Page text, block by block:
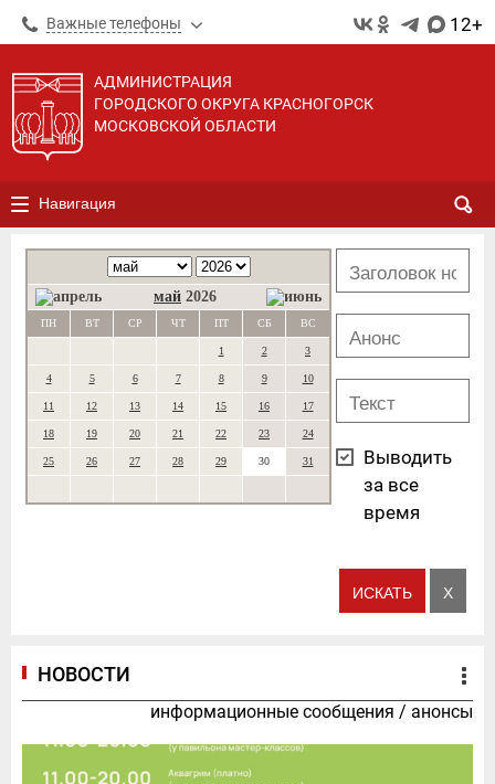
Важные телефоны 12+
АДМИНИСТРАЦИЯ
ГОРОДСКОГО ОКРУГА КРАСНОГОРСК
МОСКОВСКОЙ ОБЛАСТИ
Навигация
май 2026
ПН ВТ СР ЧТ ПТ СБ ВС
1 2 3
4 5 6 7 8 9 10
11 12 13 14 15 16 17
18 19 20 21 22 23 24
25 26 27 28 29 30 31
Выводить
за все
время
НОВОСТИ
информационные сообщения / анонсы